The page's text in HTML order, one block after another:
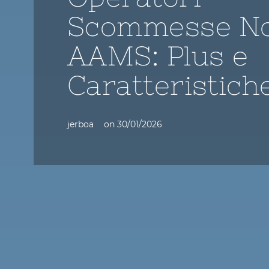
Scommesse
AAMS: Plus e
jerboa on 30/01/2026